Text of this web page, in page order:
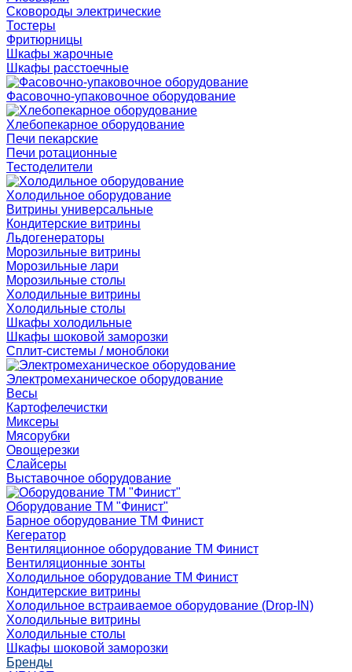
Сковороды электрические
Тостеры
Фритюрницы
Шкафы жарочные
Шкафы расстоечные
Фасовочно-упаковочное оборудование
Хлебопекарное оборудование
Печи пекарские
Печи ротационные
Тестоделители
Холодильное оборудование
Витрины универсальные
Кондитерские витрины
Льдогенераторы
Морозильные витрины
Морозильные лари
Морозильные столы
Холодильные витрины
Холодильные столы
Шкафы холодильные
Шкафы шоковой заморозки
Сплит-системы / моноблоки
Электромеханическое оборудование
Весы
Картофелечистки
Миксеры
Мясорубки
Овощерезки
Слайсеры
Выставочное оборудование
Оборудование ТМ "Финист"
Барное оборудование ТМ Финист
Кегератор
Вентиляционное оборудование ТМ Финист
Вентиляционные зонты
Холодильное оборудование ТМ Финист
Кондитерские витрины
Холодильное встраиваемое оборудование (Drop-IN)
Холодильные витрины
Холодильные столы
Шкафы шоковой заморозки
Бренды